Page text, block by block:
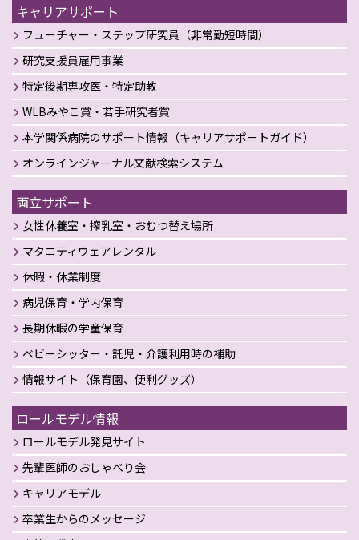
キャリアサポート
フューチャー・ステップ研究員（非常勤短時間）
研究支援員雇用事業
特定後期専攻医・特定助教
WLBみやこ賞・若手研究者賞
本学関係病院のサポート情報（キャリアサポートガイド）
オンラインジャーナル文献検索システム
両立サポート
女性休養室・搾乳室・おむつ替え場所
マタニティウェアレンタル
休暇・休業制度
病児保育・学内保育
長期休暇の学童保育
ベビーシッター・託児・介護利用時の補助
情報サイト（保育園、便利グッズ）
ロールモデル情報
ロールモデル発見サイト
先輩医師のおしゃべり会
キャリアモデル
卒業生からのメッセージ